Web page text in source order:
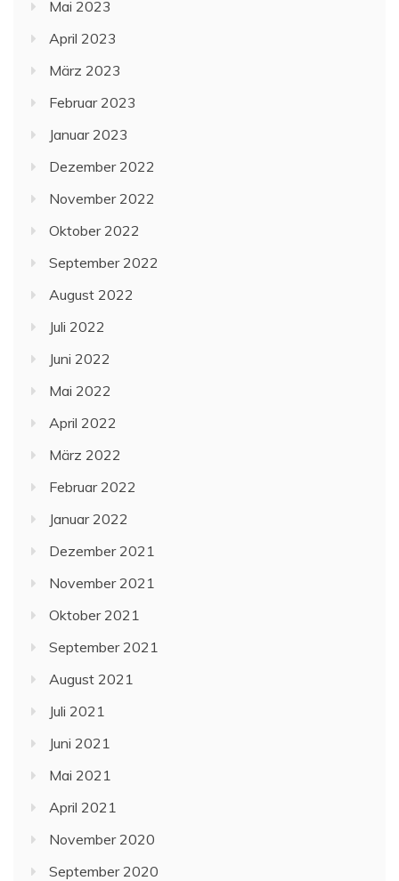
Mai 2023
April 2023
März 2023
Februar 2023
Januar 2023
Dezember 2022
November 2022
Oktober 2022
September 2022
August 2022
Juli 2022
Juni 2022
Mai 2022
April 2022
März 2022
Februar 2022
Januar 2022
Dezember 2021
November 2021
Oktober 2021
September 2021
August 2021
Juli 2021
Juni 2021
Mai 2021
April 2021
November 2020
September 2020